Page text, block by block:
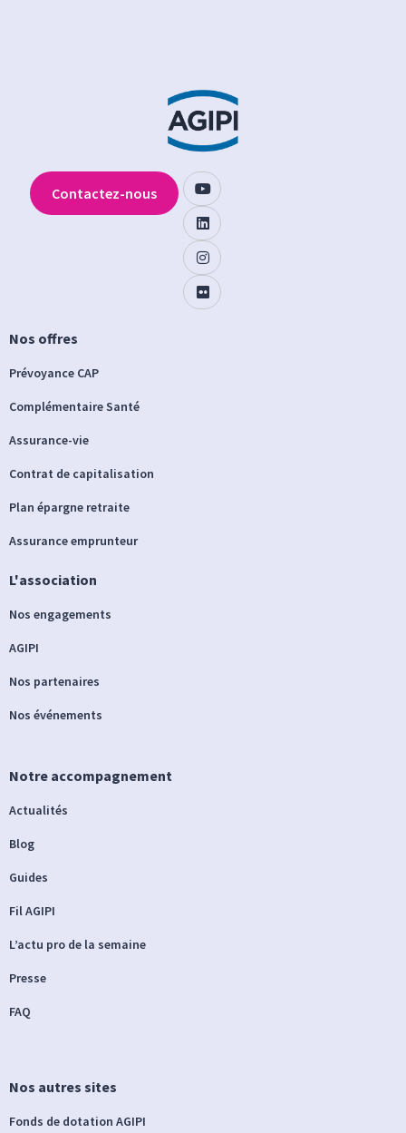
Nos offres
Prévoyance CAP
Complémentaire Santé
Assurance-vie
Contrat de capitalisation
Plan épargne retraite
Assurance emprunteur
L'association
Nos engagements
AGIPI
Nos partenaires
Nos événements
Notre accompagnement
Actualités
Blog
Guides
Fil AGIPI
L’actu pro de la semaine
Presse
FAQ
Nos autres sites
Fonds de dotation AGIPI
Contactez-nous